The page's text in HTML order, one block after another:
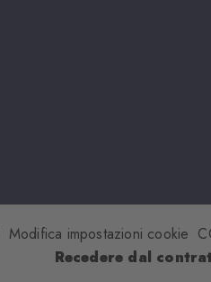
Modifica impostazioni cookie
Recedere dal